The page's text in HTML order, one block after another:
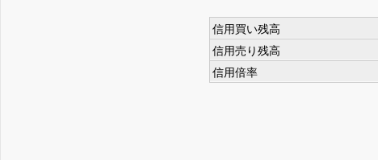
信用買い残高
信用売り残高
信用倍率